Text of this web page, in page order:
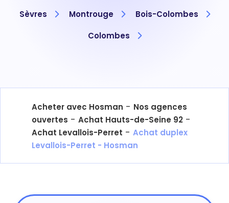
Sèvres
Montrouge
Bois-Colombes
Colombes
Acheter avec Hosman - Nos agences
ouvertes - Achat Hauts-de-Seine 92 -
Achat Levallois-Perret - Achat duplex
Levallois-Perret - Hosman